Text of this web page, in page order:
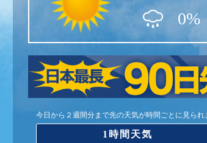
0%
今日から２週間分まで先の天気が時間ごとに見られ
1時間天気